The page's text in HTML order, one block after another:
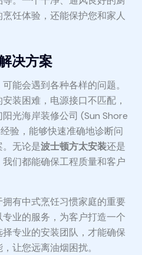
饪体验，还能保护您和家人
决方案
能会遇到各种各样的问题。
装困难，电源接口不匹配，
光海岸装修公司 (Sun Shore
验，能够快速准确地诊断问
无论是波士顿方太安装还是
们都能确保工程质量和客户
有中式烹饪习惯家庭的重要
业的服务，为客户打造一个
专业的安装团队，才能确保
让您远离油烟困扰。